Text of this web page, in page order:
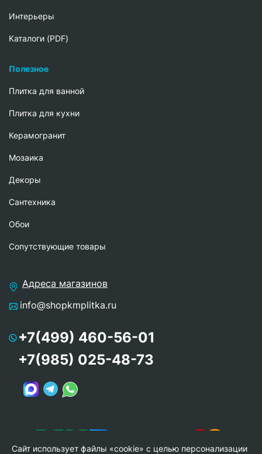
Интерьеры
Каталоги (PDF)
Полезное
Плитка для ванной
Плитка для кухни
Керамогранит
Мозаика
Декоры
Сантехника
Обои
Сопутствующие товары
Адреса магазинов
info@shopkmplitka.ru
+7(499) 460-56-01
+7(985) 025-48-73
Сайт использует файлы «cookie» с целью персонализации